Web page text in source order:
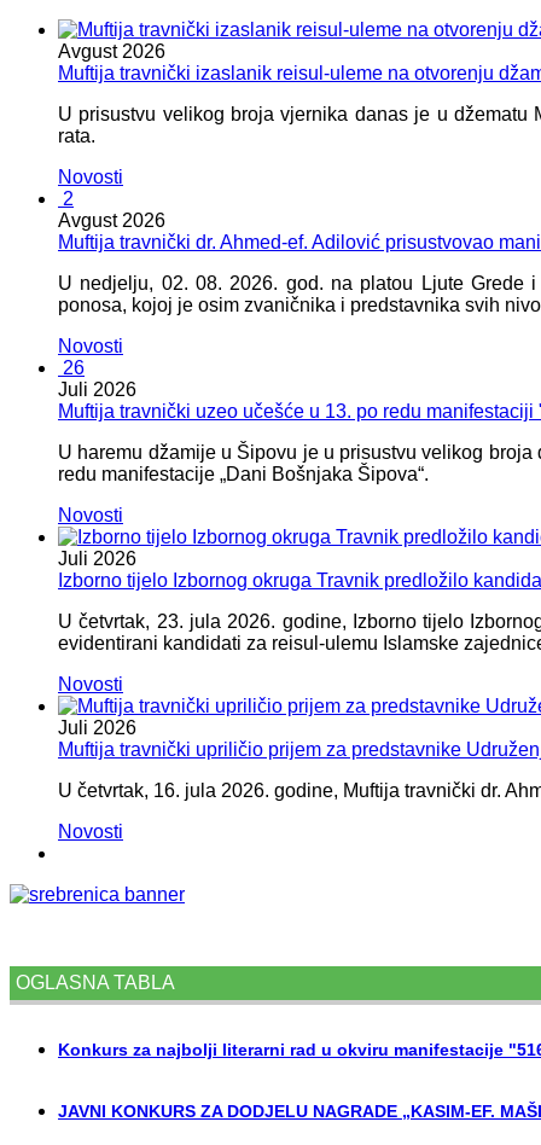
Avgust 2026
Muftija travnički izaslanik reisul-uleme na otvorenju
U prisustvu velikog broja vjernika danas je u
rata.
Novosti
2
Avgust 2026
Muftija travnički dr. Ahmed-ef. Adilović prisustvovao
U nedjelju, 02. 08. 2026. god. na platou Ljute
ponosa, kojoj je osim zvaničnika i predstavnika svih
Novosti
26
Juli 2026
Muftija travnički uzeo učešće u 13. po redu
U haremu džamije u Šipovu je u prisustvu velikog
redu manifestacije „Dani Bošnjaka Šipova“.
Novosti
Juli 2026
Izborno tijelo Izbornog okruga Travnik predložilo
U četvrtak, 23. jula 2026. godine, Izborno tijelo
evidentirani kandidati za reisul-ulemu Islamske
Novosti
Juli 2026
Muftija travnički upriličio prijem za predstavnike
U četvrtak, 16. jula 2026. godine, Muftija travnički dr.
Novosti
OGLASNA TABLA
Konkurs za najbolji literarni rad u okviru manifestacije
JAVNI KONKURS ZA DODJELU NAGRADE „KASIM-EF.